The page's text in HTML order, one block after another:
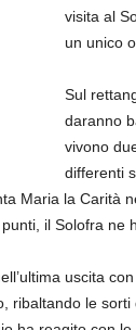
visita al
un unico
Sul
daranno
vivono
differenti
Maria la Carità
il Solofra ne
uscita
ribaltando le